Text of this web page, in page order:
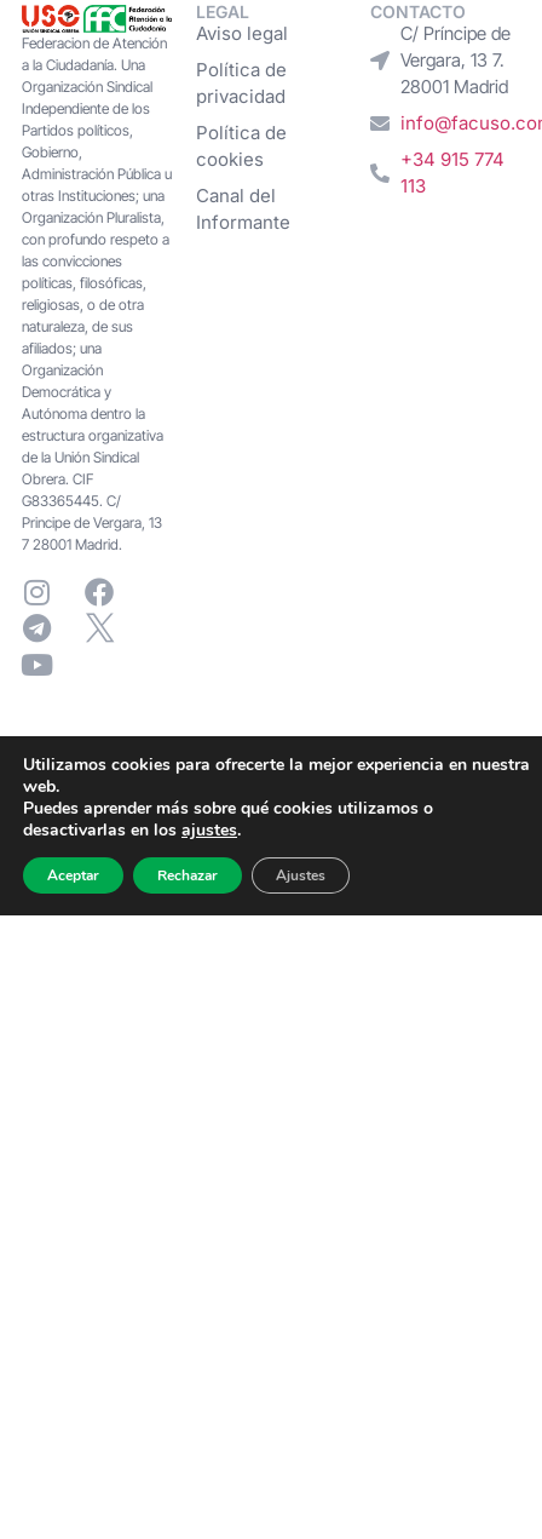
Federacion de Atención
a la Ciudadanía. Una
Organización Sindical
Independiente de los
Partidos políticos,
Gobierno,
Administración Pública u
otras Instituciones; una
Organización Pluralista,
con profundo respeto a
las convicciones
políticas, filosóficas,
religiosas, o de otra
naturaleza, de sus
afiliados; una
Organización
Democrática y
Autónoma dentro la
estructura organizativa
de la Unión Sindical
Obrera. CIF
G83365445. C/
Principe de Vergara, 13
7 28001 Madrid.
LEGAL
Aviso legal
Política de
privacidad
Política de
cookies
Canal del
Informante
CONTACTO
C/ Príncipe de
Vergara, 13 7.
28001 Madrid
+34 915 774
113
Utilizamos cookies para ofrecerte la mejor experiencia en nuestra
web.
Puedes aprender más sobre qué cookies utilizamos o
desactivarlas en los ajustes.
Aceptar Rechazar Ajustes